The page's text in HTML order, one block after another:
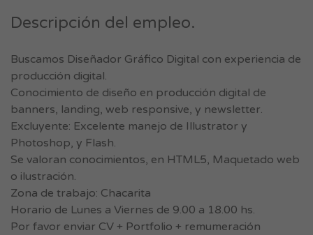
Descripción del empleo.
Buscamos Diseñador Gráfico Digital con experiencia de
producción digital.
Conocimiento de diseño en producción digital de
banners, landing, web responsive, y newsletter.
Excluyente: Excelente manejo de Illustrator y
Photoshop, y Flash.
Se valoran conocimientos, en HTML5, Maquetado web
o ilustración.
Zona de trabajo: Chacarita
Horario de Lunes a Viernes de 9.00 a 18.00 hs.
Por favor enviar CV + Portfolio + remumeración